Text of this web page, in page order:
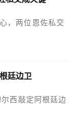
，两位恩佐私交
廷边卫
西敲定阿根廷边